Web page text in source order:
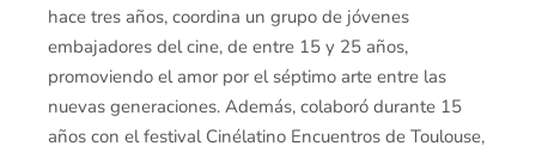
hace tres años, coordina un grupo de jóvenes
embajadores del cine, de entre 15 y 25 años,
promoviendo el amor por el séptimo arte entre las
nuevas generaciones. Además, colaboró durante 15
años con el festival Cinélatino Encuentros de Toulouse,